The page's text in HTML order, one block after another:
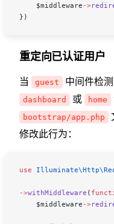
    $middleware
->
})
重定向已认证用户
当 guest 中间件检
dashboard 或 home
bootstrap/app.php
修改此行为：
use Illuminate\Http\
->withMiddleware (
    $middleware
->